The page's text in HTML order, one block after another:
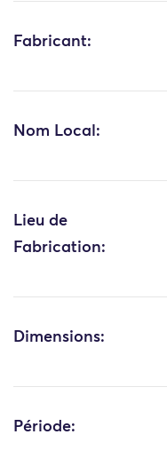
Fabricant:
Nom Local:
Lieu de
Fabrication:
Dimensions:
Période: